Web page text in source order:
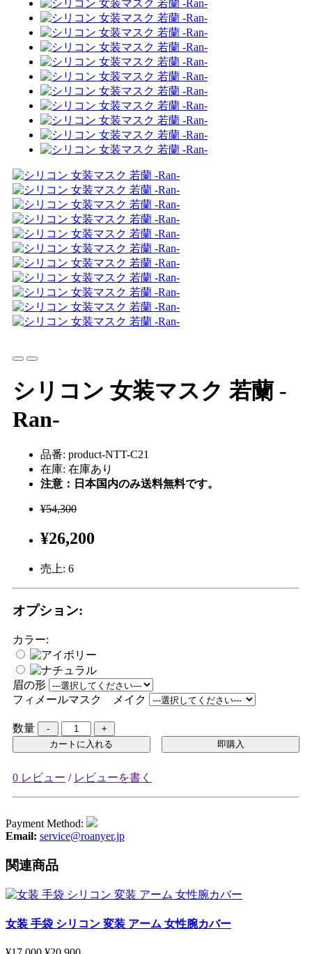
シリコン 女装マスク 若蘭 -
Ran-
品番: product-NTT-C21
在庫: 在庫あり
注意：日本国内のみ送料無料です。
¥54,300
¥26,200
売上: 6
オプション:
カラー:
眉の形
フィメールマスク メイク
数量
カートに入れる 即購入
0 レビュー / レビューを書く
Payment Method:
Email: service@roanyer.jp
関連商品
女装 手袋 シリコン 変装 アーム 女性腕カバー